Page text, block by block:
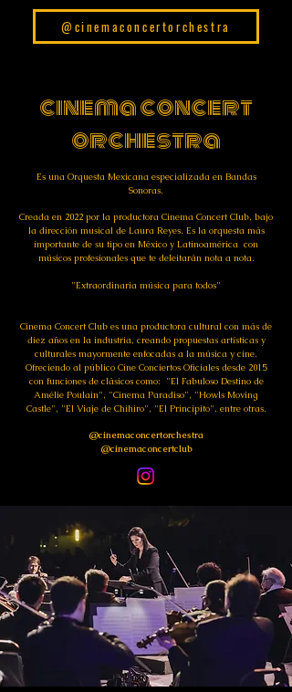
@cinemaconcertorchestra
cinema concert
orchestra
Es una Orquesta Mexicana especializada en Bandas
Sonoras.
Creada en 2022 por la productora Cinema Concert Club, bajo
la dirección musical de Laura Reyes. Es la orquesta más
importante de su tipo en México y Latinoamérica con
músicos profesionales que te deleitarán nota a nota.
"Extraordinaria música para todos"
Cinema Concert Club es una productora cultural con más de
diez años en la industria, creando propuestas artísticas y
culturales mayormente enfocadas a la música y cine.
Ofreciendo al público Cine Conciertos Oficiales desde 2015
con funciones de clásicos como:
"El Fabuloso Destino de
Amélie Poulain", "Cinema Paradiso", "Howls Moving
Castle", "El Viaje de Chihiro", "El Principito", entre otras.
@cinemaconcertorchestra
@cinemaconcertclub